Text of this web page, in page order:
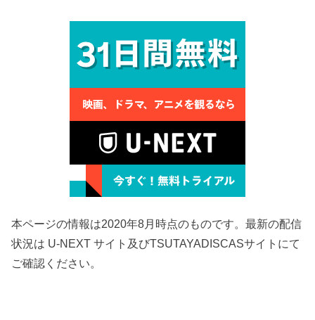
本ページの情報は2020年8月時点のものです。最新の配信
状況は U-NEXT サイト及びTSUTAYADISCASサイトにて
ご確認ください。